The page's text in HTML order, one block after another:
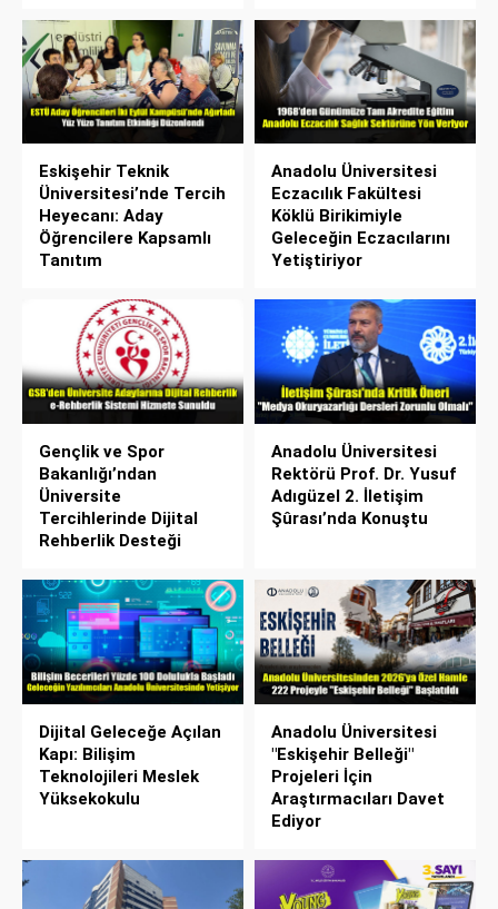
Eskişehir Teknik
Üniversitesi’nde Tercih
Heyecanı: Aday
Öğrencilere Kapsamlı
Tanıtım
Anadolu Üniversitesi
Eczacılık Fakültesi
Köklü Birikimiyle
Geleceğin Eczacılarını
Yetiştiriyor
Gençlik ve Spor
Bakanlığı’ndan
Üniversite
Tercihlerinde Dijital
Rehberlik Desteği
Anadolu Üniversitesi
Rektörü Prof. Dr. Yusuf
Adıgüzel 2. İletişim
Şûrası’nda Konuştu
Dijital Geleceğe Açılan
Kapı: Bilişim
Teknolojileri Meslek
Yüksekokulu
Anadolu Üniversitesi
"Eskişehir Belleği"
Projeleri İçin
Araştırmacıları Davet
Ediyor